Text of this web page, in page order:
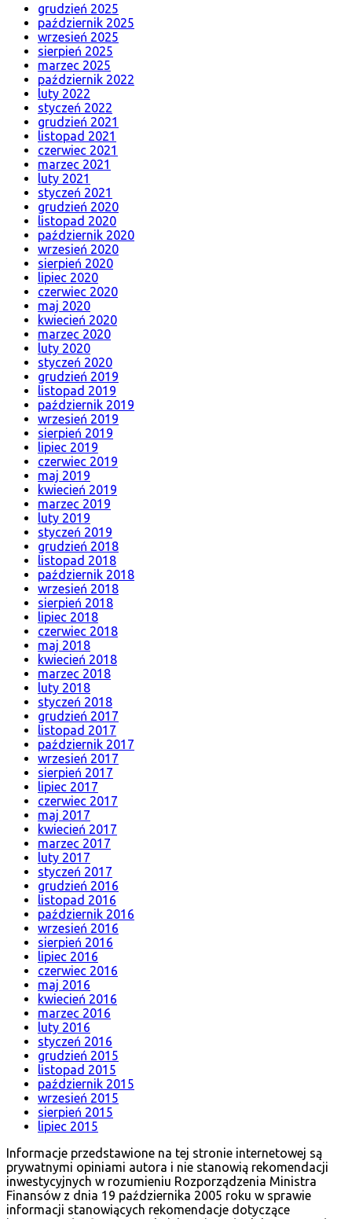
grudzień 2025
październik 2025
wrzesień 2025
sierpień 2025
marzec 2025
październik 2022
luty 2022
styczeń 2022
grudzień 2021
listopad 2021
czerwiec 2021
marzec 2021
luty 2021
styczeń 2021
grudzień 2020
listopad 2020
październik 2020
wrzesień 2020
sierpień 2020
lipiec 2020
czerwiec 2020
maj 2020
kwiecień 2020
marzec 2020
luty 2020
styczeń 2020
grudzień 2019
listopad 2019
październik 2019
wrzesień 2019
sierpień 2019
lipiec 2019
czerwiec 2019
maj 2019
kwiecień 2019
marzec 2019
luty 2019
styczeń 2019
grudzień 2018
listopad 2018
październik 2018
wrzesień 2018
sierpień 2018
lipiec 2018
czerwiec 2018
maj 2018
kwiecień 2018
marzec 2018
luty 2018
styczeń 2018
grudzień 2017
listopad 2017
październik 2017
wrzesień 2017
sierpień 2017
lipiec 2017
czerwiec 2017
maj 2017
kwiecień 2017
marzec 2017
luty 2017
styczeń 2017
grudzień 2016
listopad 2016
październik 2016
wrzesień 2016
sierpień 2016
lipiec 2016
czerwiec 2016
maj 2016
kwiecień 2016
marzec 2016
luty 2016
styczeń 2016
grudzień 2015
listopad 2015
październik 2015
wrzesień 2015
sierpień 2015
lipiec 2015
Informacje przedstawione na tej stronie internetowej są
prywatnymi opiniami autora i nie stanowią rekomendacji
inwestycyjnych w rozumieniu Rozporządzenia Ministra
Finansów z dnia 19 października 2005 roku w sprawie
informacji stanowiących rekomendacje dotyczące